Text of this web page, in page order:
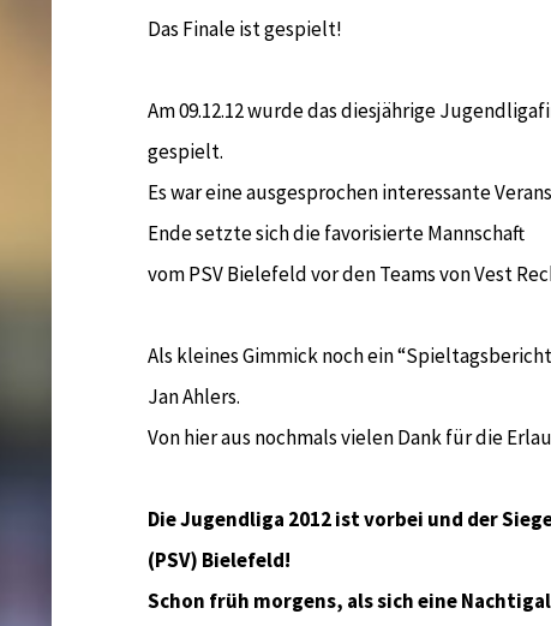
Das Finale ist gespielt!
Am 09.12.12 wurde das diesjährige
gespielt.
Es war eine ausgesprochen interessante
Ende setzte sich die favorisierte Mannschaft
vom PSV Bielefeld vor den Teams von Vest
Als kleines Gimmick noch ein
Jan Ahlers.
Von hier aus nochmals vielen Dank für die
Die Jugendliga 2012 ist vorbei und der
(PSV) Bielefeld!
Schon früh morgens, als sich eine